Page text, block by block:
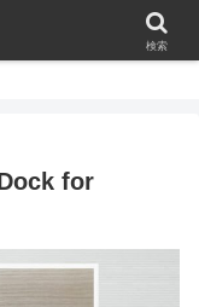
for
検索